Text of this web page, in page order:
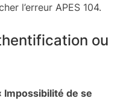
l’erreur APES 104.
ou
Impossibilité de se